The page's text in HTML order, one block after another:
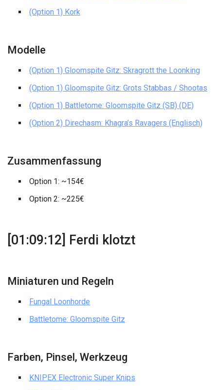
(Option 1) Kork
Modelle
(Option 1) Gloomspite Gitz: Skragrott the Loonking
(Option 1) Gloomspite Gitz: Grots Stabbas / Shootas
(Option 1) Battletome: Gloomspite Gitz (SB) (DE)
(Option 2) Direchasm: Khagra’s Ravagers (Englisch)
Zusammenfassung
Option 1: ~154€
Option 2: ~225€
[01:09:12] Ferdi klotzt
Miniaturen und Regeln
Fungal Loonhorde
Battletome: Gloomspite Gitz
Farben, Pinsel, Werkzeug
KNIPEX Electronic Super Knips